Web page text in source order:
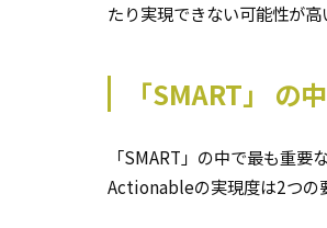
たり実現できない可能性が高
「SMART」
「SMART」の中で最も重
Actionableの実現度は2つの